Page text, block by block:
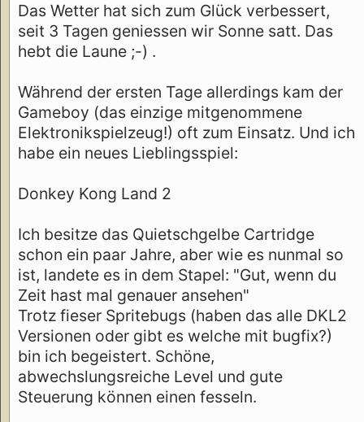
Das Wetter hat sich zum Glück verbessert,
seit 3 Tagen geniessen wir Sonne satt. Das
hebt die Laune ;-) .
Während der ersten Tage allerdings kam der
Gameboy (das einzige mitgenommene
Elektronikspielzeug!) oft zum Einsatz. Und ich
habe ein neues Lieblingsspiel:
Donkey Kong Land 2
Ich besitze das Quietschgelbe Cartridge
schon ein paar Jahre, aber wie es nunmal so
ist, landete es in dem Stapel: "Gut, wenn du
Zeit hast mal genauer ansehen"
Trotz fieser Spritebugs (haben das alle DKL2
Versionen oder gibt es welche mit bugfix?)
bin ich begeistert. Schöne,
abwechslungsreiche Level und gute
Steuerung können einen fesseln.